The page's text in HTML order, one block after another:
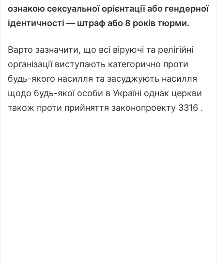
ознакою сексуальної орієнтації або гендерної
ідентичності — штраф або 8 років тюрми.
Варто зазначити, що всі віруючі та релігійні
організації виступають категорично проти
будь-якого насилля та засуджують насилля
щодо будь-якої особи в Україні однак церкви
також проти прийняття законопроекту 3316 .